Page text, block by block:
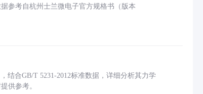
参考自杭州士兰微电子官方规格书（版本
结合GB/T 5231-2012标准数据，详细分析其力学
供参考。